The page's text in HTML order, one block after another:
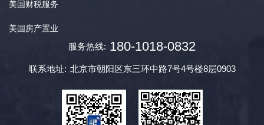
美国财税服务
美国房产置业
服务热线: 180-1018-0832
联系地址: 北京市朝阳区东三环中路7号4号楼8层0903